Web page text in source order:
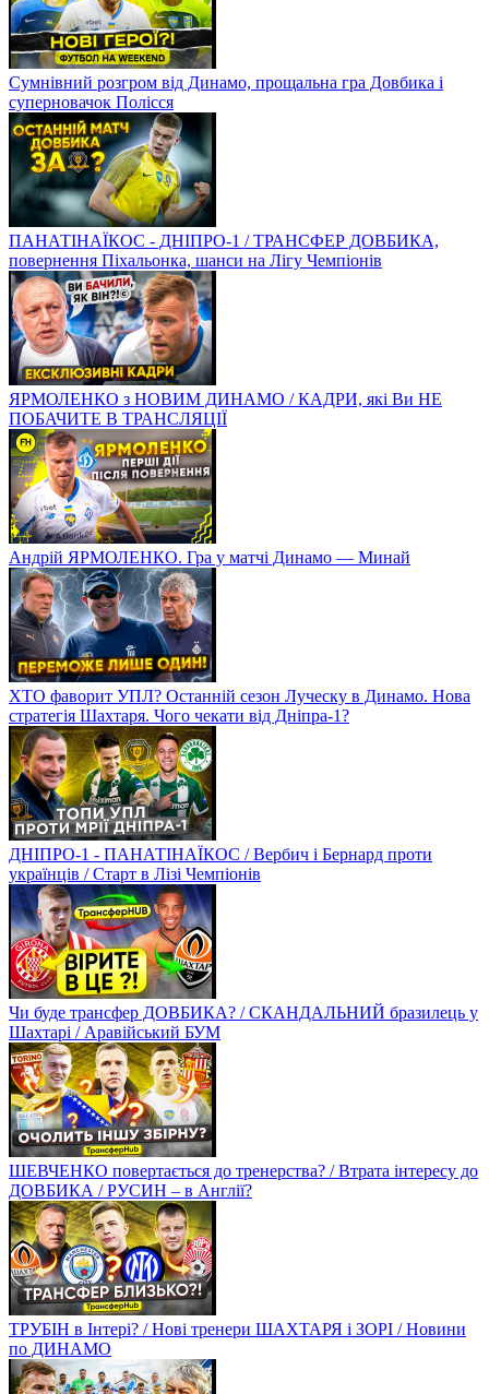
Сумнівний розгром від Динамо, прощальна гра Довбика і
суперновачок Полісся
ПАНАТІНАЇКОС - ДНІПРО-1 / ТРАНСФЕР ДОВБИКА,
повернення Піхальонка, шанси на Лігу Чемпіонів
ЯРМОЛЕНКО з НОВИМ ДИНАМО / КАДРИ, які Ви НЕ
ПОБАЧИТЕ В ТРАНСЛЯЦІЇ
Андрій ЯРМОЛЕНКО. Гра у матчі Динамо — Минай
ХТО фаворит УПЛ? Останній сезон Луческу в Динамо. Нова
стратегія Шахтаря. Чого чекати від Дніпра-1?
ДНІПРО-1 - ПАНАТІНАЇКОС / Вербич і Бернард проти
українців / Старт в Лізі Чемпіонів
Чи буде трансфер ДОВБИКА? / СКАНДАЛЬНИЙ бразилець у
Шахтарі / Аравійський БУМ
ШЕВЧЕНКО повертається до тренерства? / Втрата інтересу до
ДОВБИКА / РУСИН – в Англії?
ТРУБІН в Інтері? / Нові тренери ШАХТАРЯ і ЗОРІ / Новини
по ДИНАМО